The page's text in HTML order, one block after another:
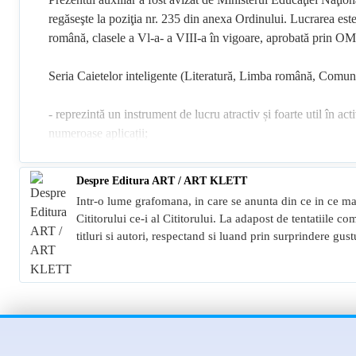
Despre Editura ART / ART KLETT
Intr-o lume grafomana, in care se anunta din ce in ce
Cititorului ce-i al Cititorului. La adapost de tentatiile
titluri si autori, respectand si luand prin surprindere
regăseşte la poziţia nr. 235 din anexa Ordinului. Lucrarea
română, clasele a Vl-a- a VIII-a în vigoare, aprobată prin
Seria Caietelor inteligente (Literatură, Limba română,
- reprezintă un instrument de lucru atractiv și foarte util în
numeroase aplicații;
viziunea integrată a acestora și modelul comunicativ-
- cuprinde toate variantele de itemi folosite în evaluare: cu
- asigură, prin gradul diferit de dificultate a cerințelor,
cei care vizează performanța
- cuprinde nu doar exerciții, ci și indicații despre modul de
- cuprinde teste inițiale, teste sumative, teste de evaluare